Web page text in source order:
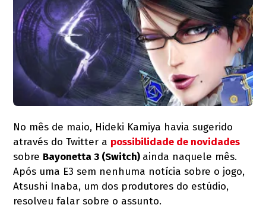
No mês de maio, Hideki Kamiya havia sugerido
através do Twitter a possibilidade de novidades
sobre Bayonetta 3 (Switch) ainda naquele mês.
Após uma E3 sem nenhuma notícia sobre o jogo,
Atsushi Inaba, um dos produtores do estúdio,
resolveu falar sobre o assunto.